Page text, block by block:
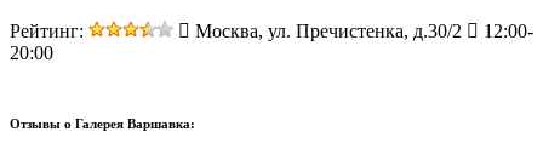
Рейтинг: Москва, ул. Пречистенка, д.30/2
12:00-
20:00
Отзывы о Галерея Варшавка: